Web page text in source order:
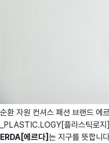
순환 자원 컨셔스 패션 브랜드 에
_PLASTIC.LOGY[플라스틱로
ERDA[에르다] 는 지구를 뜻합니